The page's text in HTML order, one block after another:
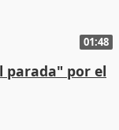
01:48
parada" por el